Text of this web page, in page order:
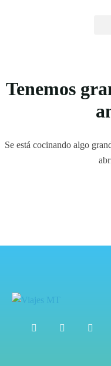
Tenemos
Se está cocinando algo